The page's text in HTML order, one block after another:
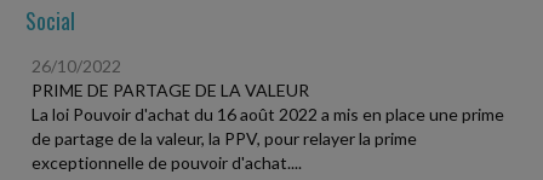
Social
26/10/2022
PRIME DE PARTAGE DE LA VALEUR
La loi Pouvoir d'achat du 16 août 2022 a mis en place une prime
de partage de la valeur, la PPV, pour relayer la prime
exceptionnelle de pouvoir d'achat....